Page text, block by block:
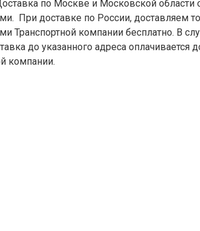
пункта
компании бесплатно. В случае поставки
до указанного адреса оплачивается
компании.